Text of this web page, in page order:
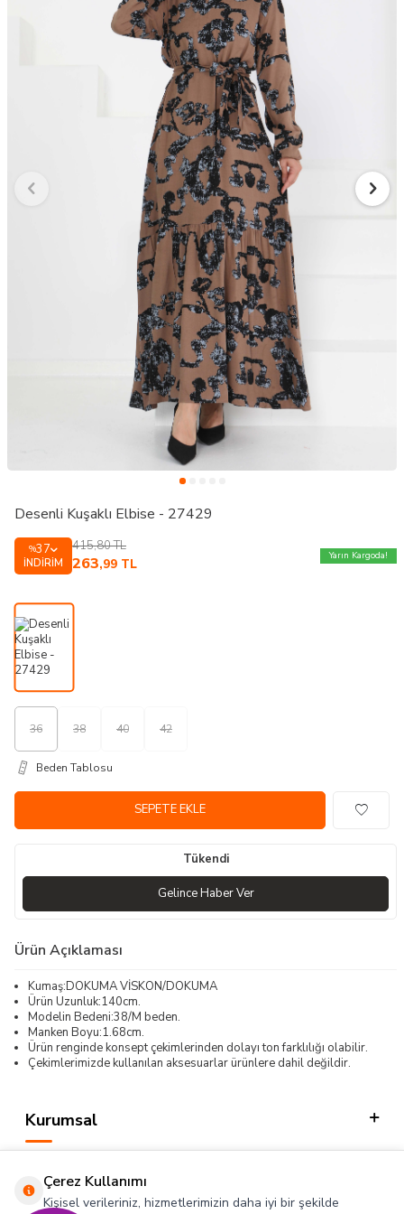
Desenli Kuşaklı Elbise - 27429
%37
İNDIRIM
415,80TL
263,99 TL
Yarın Kargoda!
36 38 40 42
Beden Tablosu
SEPETE EKLE
Tükendi
Gelince Haber Ver
Ürün Açıklaması
Kumaş:DOKUMA VİSKON/DOKUMA
Ürün Uzunluk:140cm.
Modelin Bedeni:38/M beden.
Manken Boyu:1.68cm.
Ürün renginde konsept çekimlerinden dolayı ton farklılığı olabilir.
Çekimlerimizde kullanılan aksesuarlar ürünlere dahil değildir.
Kurumsal
Hızlı Erişim
Çerez Kullanımı
Kişisel verileriniz, hizmetlerimizin daha iyi bir şekilde